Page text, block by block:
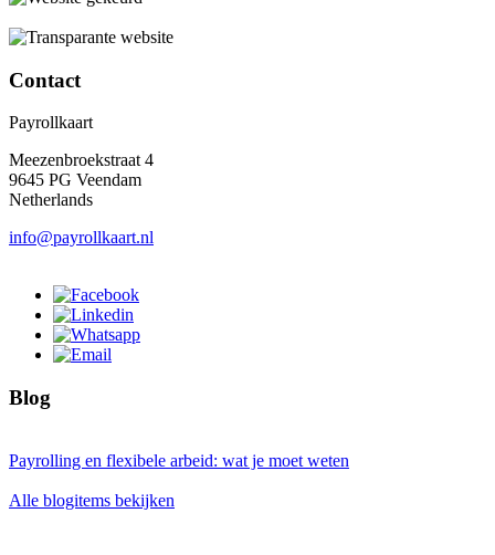
Contact
Payrollkaart
Meezenbroekstraat 4
9645 PG Veendam
Netherlands
info@payrollkaart.nl
Blog
Payrolling en flexibele arbeid: wat je moet weten
Alle blogitems bekijken